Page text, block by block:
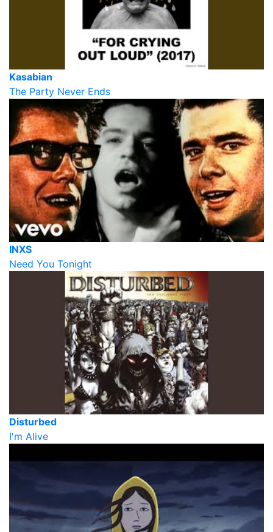
Kasabian
The Party Never Ends
INXS
Need You Tonight
Disturbed
I'm Alive